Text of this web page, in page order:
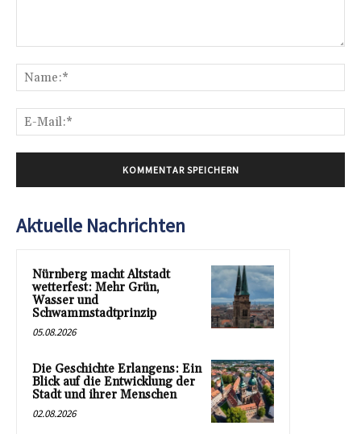
Aktuelle Nachrichten
Nürnberg macht Altstadt
wetterfest: Mehr Grün,
Wasser und
Schwammstadtprinzip
05.08.2026
Die Geschichte Erlangens: Ein
Blick auf die Entwicklung der
Stadt und ihrer Menschen
02.08.2026